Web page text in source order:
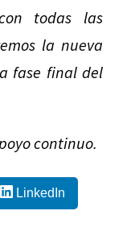
todas las
la nueva
fase final del
continuo.
LinkedIn